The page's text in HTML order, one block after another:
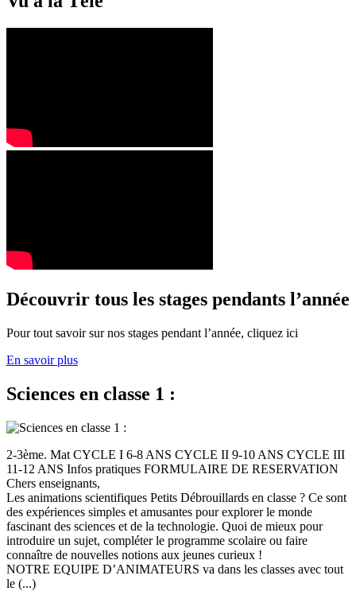
Découvrir tous les stages pendants l’année
Pour tout savoir sur nos stages pendant l’année, cliquez ici
En savoir plus
Sciences en classe 1 :
2-3ème. Mat CYCLE I 6-8 ANS CYCLE II 9-10 ANS CYCLE III
11-12 ANS Infos pratiques FORMULAIRE DE RESERVATION
Chers enseignants,
Les animations scientifiques Petits Débrouillards en classe ? Ce sont
des expériences simples et amusantes pour explorer le monde
fascinant des sciences et de la technologie. Quoi de mieux pour
introduire un sujet, compléter le programme scolaire ou faire
connaître de nouvelles notions aux jeunes curieux !
NOTRE EQUIPE D’ANIMATEURS va dans les classes avec tout
le (...)